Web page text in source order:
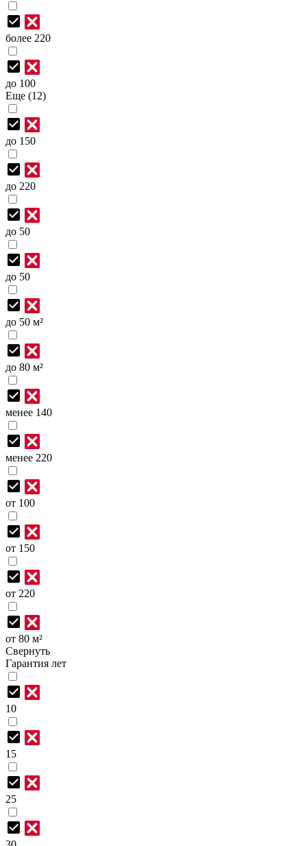
более 220
до 100
Еще (12)
до 150
до 220
до 50
до 50
до 50 м²
до 80 м²
менее 140
менее 220
от 100
от 150
от 220
от 80 м²
Свернуть
Гарантия лет
10
15
25